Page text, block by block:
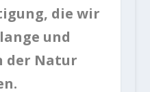
die wir
und
der Natur